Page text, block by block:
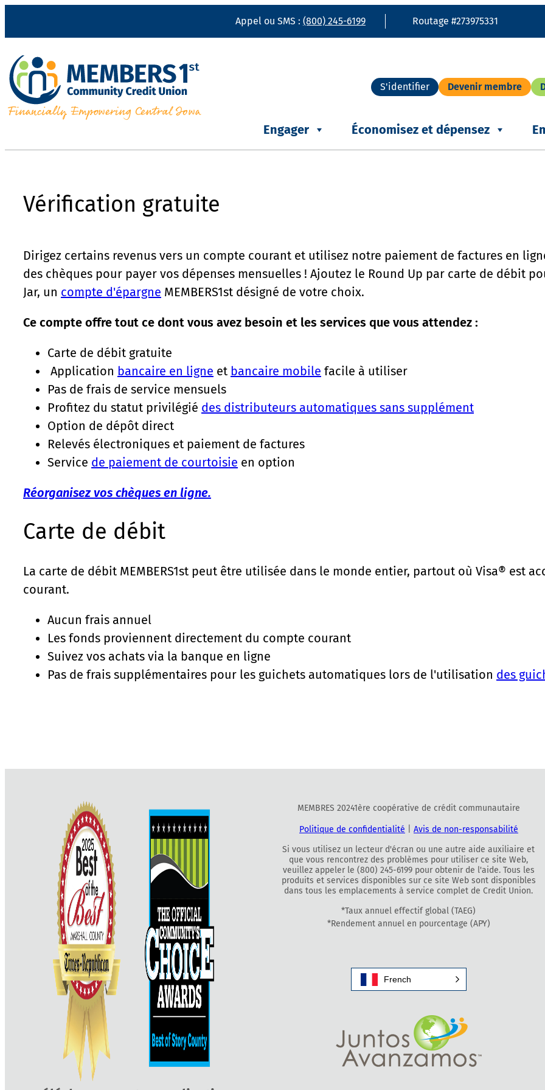
Appel ou SMS : (800) 245-6199 Routage #273975331
S'identifier Devenir membre
Engager Économisez et dépensez
Vérification gratuite
Dirigez certains revenus vers un compte courant et utilisez notre paiement de factures en
des chèques pour payer vos dépenses mensuelles ! Ajoutez le Round Up par carte de débit
Jar, un compte d'épargne MEMBERS1st désigné de votre choix.
Ce compte offre tout ce dont vous avez besoin et les services que vous attendez :
Carte de débit gratuite
Application bancaire en ligne et bancaire mobile facile à utiliser
Pas de frais de service mensuels
Profitez du statut privilégié des distributeurs automatiques sans supplément
Option de dépôt direct
Relevés électroniques et paiement de factures
Service de paiement de courtoisie en option
Réorganisez vos chèques en ligne.
Carte de débit
La carte de débit MEMBERS1st peut être utilisée dans le monde entier, partout où Visa® est
courant.
Aucun frais annuel
Les fonds proviennent directement du compte courant
Suivez vos achats via la banque en ligne
Pas de frais supplémentaires pour les guichets automatiques lors de l'utilisation des
MEMBRES 20241ère coopérative de crédit communautaire
Politique de confidentialité
Avis de non-responsabilité
Si vous utilisez un lecteur d'écran ou une autre aide auxiliaire et
que vous rencontrez des problèmes pour utiliser ce site Web,
veuillez appeler le (800) 245-6199 pour obtenir de l'aide. Tous les
produits et services disponibles sur ce site Web sont disponibles
dans tous les emplacements à service complet de Credit Union.
*Taux annuel effectif global (TAEG)
*Rendement annuel en pourcentage (APY)
French